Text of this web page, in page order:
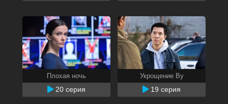
Плохая ночь
20 серия
Укрощение Ву
19 серия